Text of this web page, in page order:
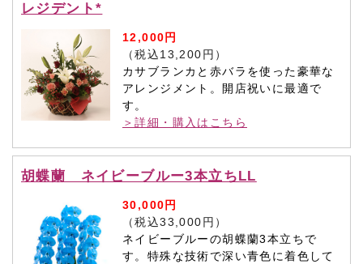
レジデント*
12,000円
（税込13,200円）
カサブランカと赤バラを使った豪華な
アレンジメント。開店祝いに最適で
す。
＞詳細・購入はこちら
胡蝶蘭 ネイビーブルー3本立ちLL
30,000円
（税込33,000円）
ネイビーブルーの胡蝶蘭3本立ちで
す。特殊な技術で深い青色に着色して